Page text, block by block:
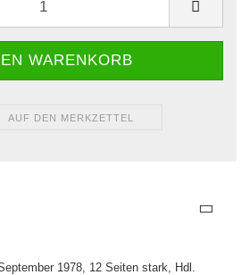
AUF DEN MERKZETTEL
1978, 12 Seiten stark, Hdl.